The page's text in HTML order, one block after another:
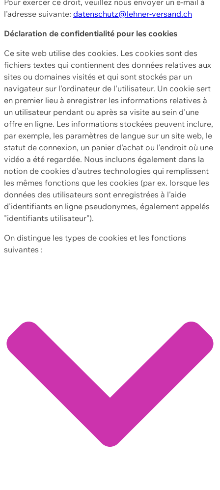
l'adresse suivante: datenschutz@lehner-versand.ch
Déclaration de confidentialité pour les cookies
Ce site web utilise des cookies. Les cookies sont des
fichiers textes qui contiennent des données relatives aux
sites ou domaines visités et qui sont stockés par un
navigateur sur l'ordinateur de l'utilisateur. Un cookie sert
en premier lieu à enregistrer les informations relatives à
un utilisateur pendant ou après sa visite au sein d'une
offre en ligne. Les informations stockées peuvent inclure,
par exemple, les paramètres de langue sur un site web, le
statut de connexion, un panier d'achat ou l'endroit où une
vidéo a été regardée. Nous incluons également dans la
notion de cookies d'autres technologies qui remplissent
les mêmes fonctions que les cookies (par ex. lorsque les
données des utilisateurs sont enregistrées à l'aide
d'identifiants en ligne pseudonymes, également appelés
"identifiants utilisateur").
On distingue les types de cookies et les fonctions
suivantes :